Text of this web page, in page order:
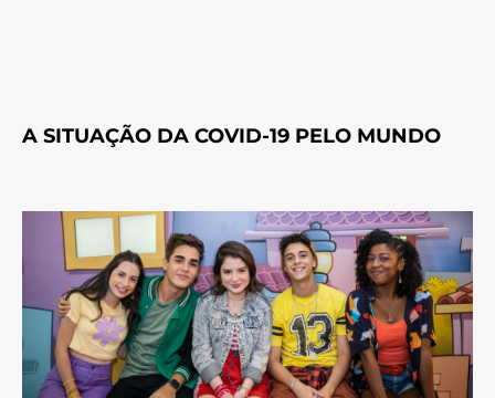
A SITUAÇÃO DA COVID-19 PELO MUNDO